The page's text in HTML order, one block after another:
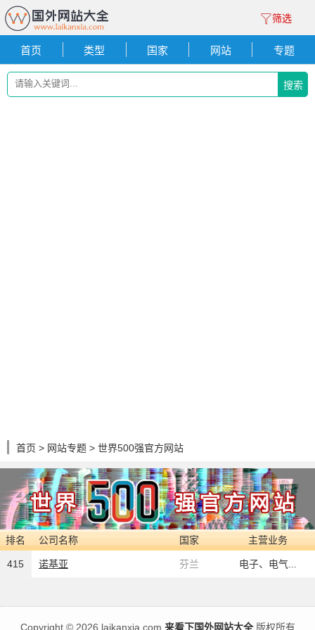
筛选
首页 类型 国家 网站 专题
搜索
首页 > 网站专题 > 世界500强官方网站
排名 公司名称 国家 主营业务
415 诺基亚 芬兰 电子、电气...
Copyright ©2026 laikanxia.com 来看下国外网站大全版权所有